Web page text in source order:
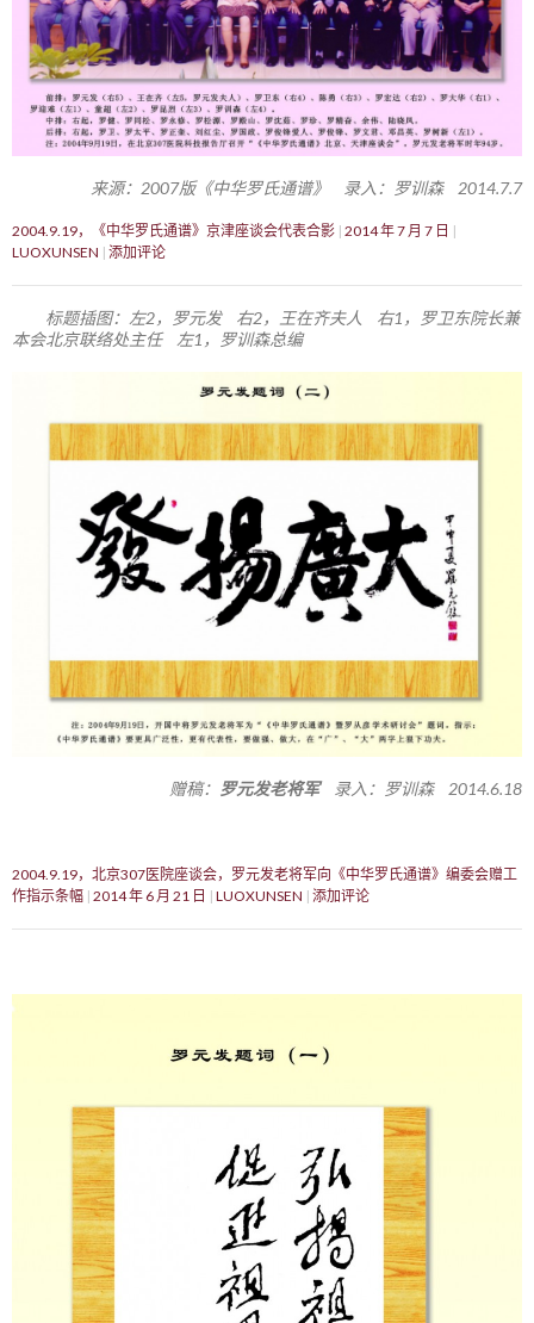
来源：2007版《中华罗氏通谱》 录入：罗训森 2014.7.7
2004.9.19，《中华罗氏通谱》京津座谈会代表合影 2014 年 7 月 7 日
LUOXUNSEN 添加评论
标题插图：左2，罗元发 右2，王在齐夫人 右1，罗卫东院长兼
本会北京联络处主任 左1，罗训森总编
赠稿： 罗元发老将军录入：罗训森 2014.6.18
2004.9.19，北京307医院座谈会，罗元发老将军向《中华罗氏通谱》编委会赠工
作指示条幅 2014 年 6 月 21 日 LUOXUNSEN 添加评论